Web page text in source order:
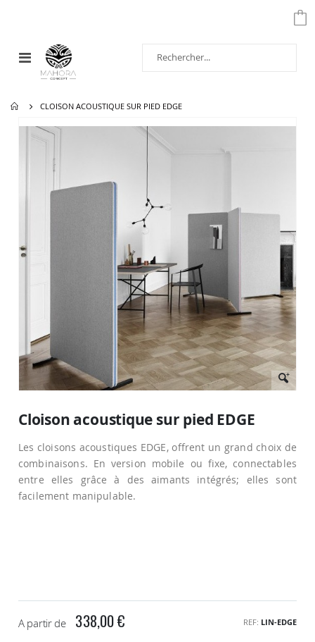
Affichage
navigation
CLOISON ACOUSTIQUE SUR PIED EDGE
début
la
Galerie
Cloison acoustique sur pied EDGE
Les cloisons acoustiques EDGE, offrent un grand choix de
combinaisons. En version mobile ou fixe, connectables
entre elles grâce à des aimants intégrés; elles sont
facilement manipulable.
A partir de 338,00 € REF LIN-EDGE